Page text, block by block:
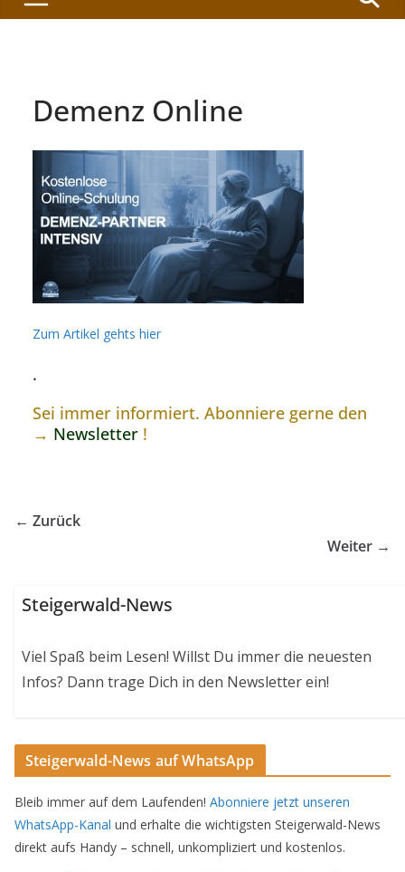
Demenz Online
Zum Artikel gehts hier
.
Sei immer informiert. Abonniere gerne den
→ Newsletter !
← Zurück
Weiter →
Steigerwald-News
Viel Spaß beim Lesen! Willst Du immer die neuesten
Infos? Dann trage Dich in den Newsletter ein!
Steigerwald-News auf WhatsApp
Bleib immer auf dem Laufenden! Abonniere jetzt unseren
WhatsApp-Kanal und erhalte die wichtigsten Steigerwald-News
direkt aufs Handy – schnell, unkompliziert und kostenlos.